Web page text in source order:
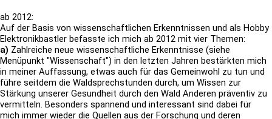
ab 2012:
Auf der Basis von wissenschaftlichen Erkenntnissen und als Hobby
Elektronikbastler befasste ich mich ab 2012 mit vier Themen:
a) Zahlreiche neue wissenschaftliche Erkenntnisse (siehe
Menüpunkt "Wissenschaft") in den letzten Jahren bestärkten mich
in meiner Auffassung, etwas auch für das Gemeinwohl zu tun und
führe seitdem die Waldsprechstunden durch, um Wissen zur
Stärkung unserer Gesundheit durch den Wald Anderen präventiv zu
vermitteln. Besonders spannend und interessant sind dabei für
mich immer wieder die Quellen aus der Forschung und deren